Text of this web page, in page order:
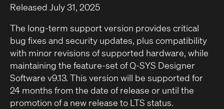
Released July 31, 2025
The long-term support version provides critical
bug fixes and security updates, plus compatibility
with minor revisions of supported hardware, while
maintaining the feature-set of Q-SYS Designer
Software v9.13. This version will be supported for
24 months from the date of release or until the
promotion of a new release to LTS status.